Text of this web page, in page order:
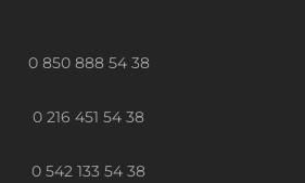
0 850 888 54 38
0 216 451 54 38
0 542 133 54 38